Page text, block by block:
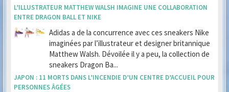
L’ILLUSTRATEUR MATTHEW WALSH IMAGINE UNE COLLABORATION
ENTRE DRAGON BALL ET NIKE
Adidas a de la concurrence avec ces sneakers Nike
imaginées par l’illustrateur et designer britannique
Matthew Walsh. Dévoilée il y a peu, la collection de
sneakers Dragon Ba...
JAPON : 11 MORTS DANS L’INCENDIE D’UN CENTRE D’ACCUEIL POUR
PERSONNES ÂGÉES